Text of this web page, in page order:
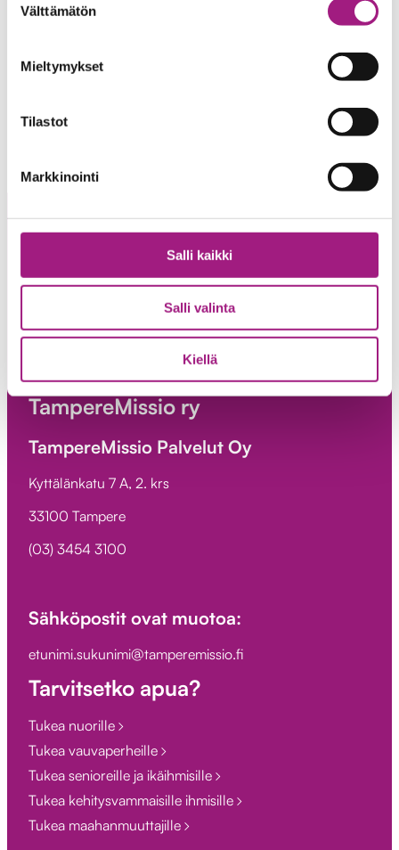
valinta
Välttämätön
Mieltymykset
Tilastot
Markkinointi
Salli kaikki
Salli valinta
Kiellä
TampereMissio ry
TampereMissio Palvelut Oy
Kyttälänkatu 7 A, 2. krs
33100 Tampere
(03) 3454 3100
Sähköpostit ovat muotoa:
etunimi.sukunimi@tamperemissio.fi
Tarvitsetko apua?
Tukea nuorille
Tukea vauvaperheille
Tukea senioreille ja ikäihmisille
Tukea kehitysvammaisille ihmisille
Tukea maahanmuuttajille